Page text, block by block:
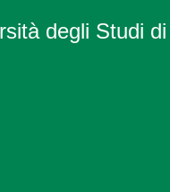
degli Studi